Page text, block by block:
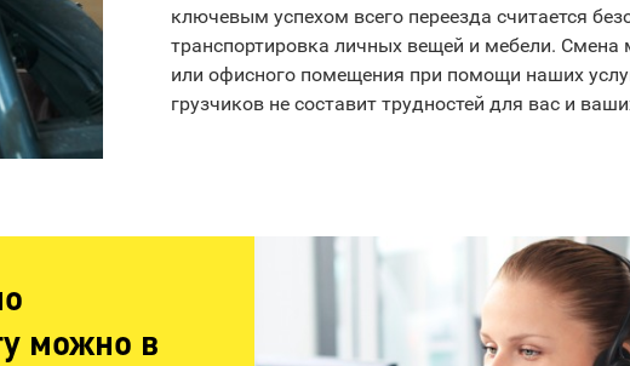
ключевым успехом всего переезда считается
транспортировка личных вещей и мебели. Смена
или офисного помещения при помощи наших
грузчиков не составит трудностей для вас и
можно в